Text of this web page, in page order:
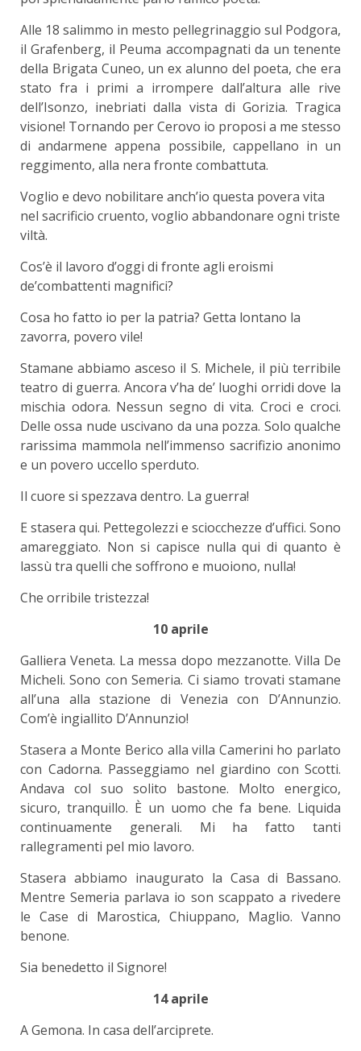
Alle 18 salimmo in mesto pellegrinaggio sul Podgora,
il Grafenberg, il Peuma accompagnati da un tenente
della Brigata Cuneo, un ex alunno del poeta, che era
stato fra i primi a irrompere dall’altura alle rive
dell’Isonzo, inebriati dalla vista di Gorizia. Tragica
visione! Tornando per Cerovo io proposi a me stesso
di andarmene appena possibile, cappellano in un
reggimento, alla nera fronte combattuta.
Voglio e devo nobilitare anch’io questa povera vita
nel sacrificio cruento, voglio abbandonare ogni triste
viltà.
Cos’è il lavoro d’oggi di fronte agli eroismi
de’combattenti magnifici?
Cosa ho fatto io per la patria? Getta lontano la
zavorra, povero vile!
Stamane abbiamo asceso il S. Michele, il più terribile
teatro di guerra. Ancora v’ha de’ luoghi orridi dove la
mischia odora. Nessun segno di vita. Croci e croci.
Delle ossa nude uscivano da una pozza. Solo qualche
rarissima mammola nell’immenso sacrifizio anonimo
e un povero uccello sperduto.
Il cuore si spezzava dentro. La guerra!
E stasera qui. Pettegolezzi e sciocchezze d’uffici. Sono
amareggiato. Non si capisce nulla qui di quanto è
lassù tra quelli che soffrono e muoiono, nulla!
Che orribile tristezza!
10 aprile
Galliera Veneta. La messa dopo mezzanotte. Villa De
Micheli. Sono con Semeria. Ci siamo trovati stamane
all’una alla stazione di Venezia con D’Annunzio.
Com’è ingiallito D’Annunzio!
Stasera a Monte Berico alla villa Camerini ho parlato
con Cadorna. Passeggiamo nel giardino con Scotti.
Andava col suo solito bastone. Molto energico,
sicuro, tranquillo. È un uomo che fa bene. Liquida
continuamente generali. Mi ha fatto tanti
rallegramenti pel mio lavoro.
Stasera abbiamo inaugurato la Casa di Bassano.
Mentre Semeria parlava io son scappato a rivedere
le Case di Marostica, Chiuppano, Maglio. Vanno
benone.
Sia benedetto il Signore!
14 aprile
A Gemona. In casa dell’arciprete.